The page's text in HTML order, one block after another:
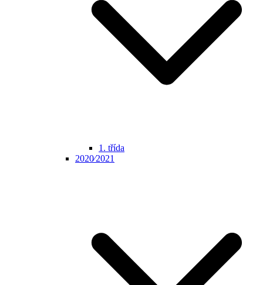
1. třída
2020⁄2021